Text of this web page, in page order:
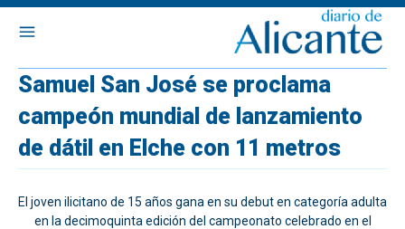
Samuel San José se proclama
campeón mundial de lanzamiento
de dátil en Elche con 11 metros
El joven ilicitano de 15 años gana en su debut en categoría adulta
en la decimoquinta edición del campeonato celebrado en el